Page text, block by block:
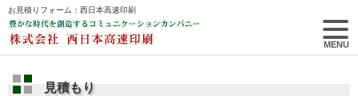
お見積りフォーム：西日本高速印刷
MENU
見積もり